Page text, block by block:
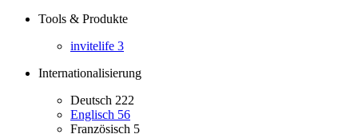
Tools & Produkte
invitelife 3
Internationalisierung
Deutsch 222
Englisch 56
Französisch 5